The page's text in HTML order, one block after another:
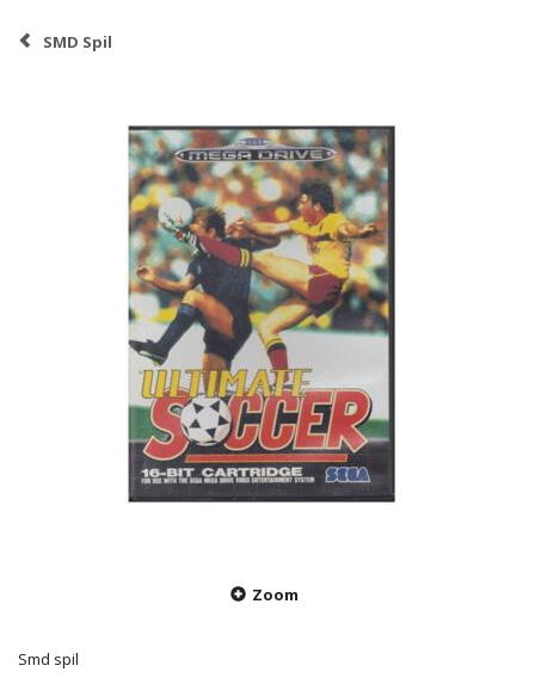
SMD Spil
Zoom
Smd spil